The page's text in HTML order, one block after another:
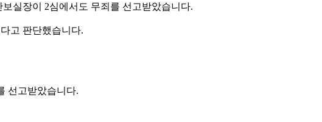
실장이 2심에서도 무죄를 선고받았습니다.
고 판단했습니다.
선고받았습니다.